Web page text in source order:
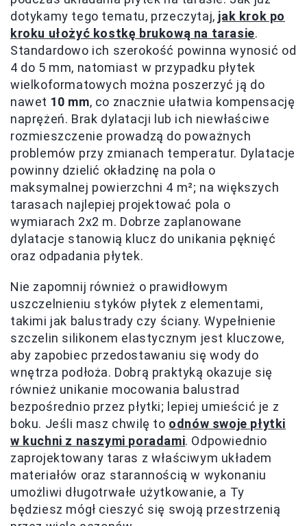
dotykamy tego tematu, przeczytaj, jak krok po
kroku ułożyć kostkę brukową na tarasie.
Standardowo ich szerokość powinna wynosić od
4 do 5 mm, natomiast w przypadku płytek
wielkoformatowych można poszerzyć ją do
nawet 10 mm, co znacznie ułatwia kompensację
naprężeń. Brak dylatacji lub ich niewłaściwe
rozmieszczenie prowadzą do poważnych
problemów przy zmianach temperatur. Dylatacje
powinny dzielić okładzinę na pola o
maksymalnej powierzchni 4 m²; na większych
tarasach najlepiej projektować pola o
wymiarach 2x2 m. Dobrze zaplanowane
dylatacje stanowią klucz do unikania pęknięć
oraz odpadania płytek.
Nie zapomnij również o prawidłowym
uszczelnieniu styków płytek z elementami,
takimi jak balustrady czy ściany. Wypełnienie
szczelin silikonem elastycznym jest kluczowe,
aby zapobiec przedostawaniu się wody do
wnętrza podłoża. Dobrą praktyką okazuje się
również unikanie mocowania balustrad
bezpośrednio przez płytki; lepiej umieścić je z
boku. Jeśli masz chwilę to odnów swoje płytki
w kuchni z naszymi poradami. Odpowiednio
zaprojektowany taras z właściwym układem
materiałów oraz starannością w wykonaniu
umożliwi długotrwałe użytkowanie, a Ty
będziesz mógł cieszyć się swoją przestrzenią